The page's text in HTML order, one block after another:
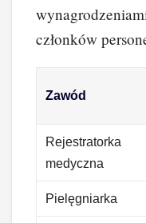
członków
Zawód
Rejestratorka
medyczna
Pielęgniarka